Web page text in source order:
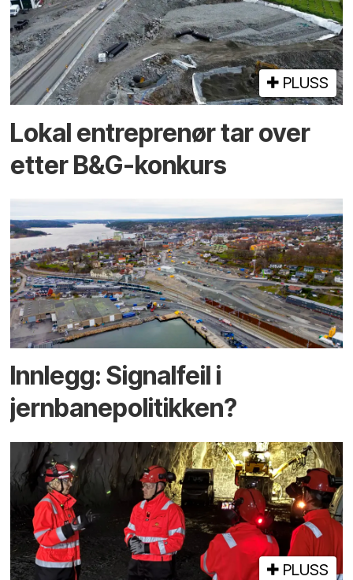
PLUSS
Lokal entreprenør tar over
etter B&G-konkurs
Innlegg: Signalfeil i
jernbanepolitikken?
PLUSS